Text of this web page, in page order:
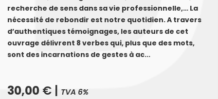
recherche de sens dans sa vie professionnelle,… La
nécessité de rebondir est notre quotidien. A travers
d’authentiques témoignages, les auteurs de cet
ouvrage délivrent 8 verbes qui, plus que des mots,
sont des incarnations de gestes à ac...
30,00 € | TVA 6%